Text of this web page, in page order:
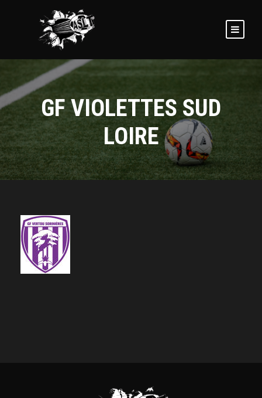
GF VIOLETTES SUD
LOIRE